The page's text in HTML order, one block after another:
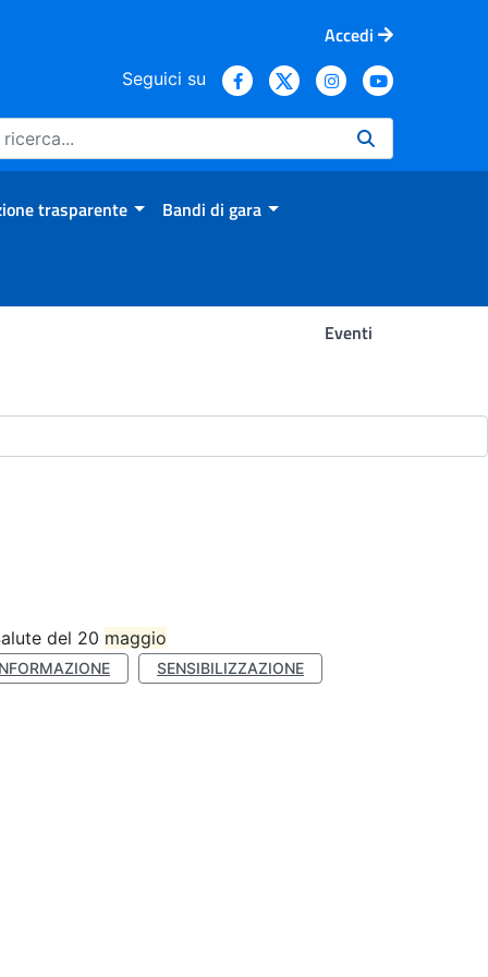
Accedi
Seguici su
trasparente Bandi di gara
Eventi
del 20 maggio
SENSIBILIZZAZIONE